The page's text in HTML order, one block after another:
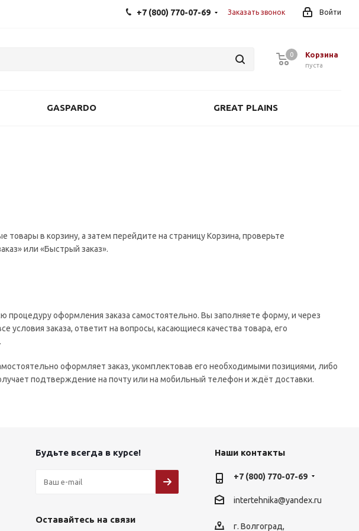
Войти
+7 (800) 770-07-69 Заказать звонок
Корзина
0
пуста
0
GASPARDO GREAT PLAINS
в корзину, а затем перейдите на страницу Корзина, проверьте
или «Быстрый заказ».
оформления заказа самостоятельно. Вы заполняете форму, и через
заказа, ответит на вопросы, касающиеся качества товара, его
оформляет заказ, укомплектовав его необходимыми позициями, либо
подтверждение на почту или на мобильный телефон и ждёт доставки.
Будьте всегда в курсе!
Оставайтесь на связи
Наши контакты
+7 (800) 770-07-69
intertehnika@yandex.ru
г. Волгоград,